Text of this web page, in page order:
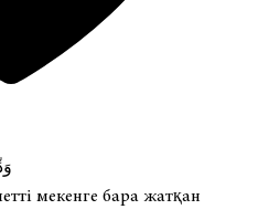
мекенге бара жатқан